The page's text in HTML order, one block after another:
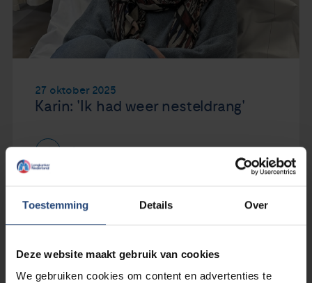
Toestemming Details Over
Deze website maakt gebruik van cookies
We gebruiken cookies om content en advertenties te
27 oktober 2025
Karin: 'Ik had weer nesteldrang'
Lees verder